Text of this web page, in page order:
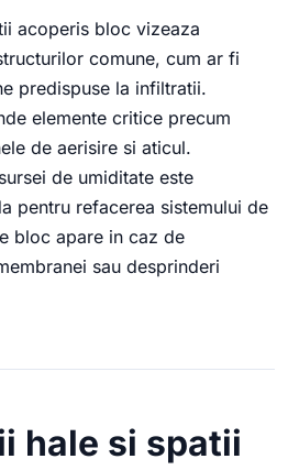
acoperis bloc vizeaza
comune, cum ar fi
predispuse la infiltratii.
elemente critice precum
de aerisire si aticul.
de umiditate este
pentru refacerea sistemului de
bloc apare in caz de
sau desprinderi
hale si spatii